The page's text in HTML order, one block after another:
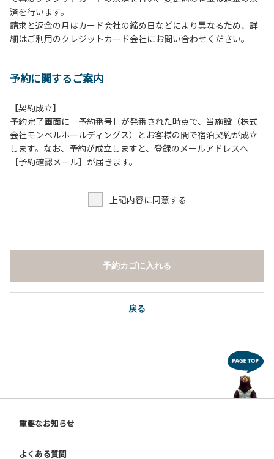
は使用禁止です。使用の際は土面またはアスファルト面にて
床面から高さ60cm以上離してご利用ください。
８.炭火の利用後は炭の鎮火の確認をお願いいたします。
テントの設営、テーブル・椅子の持ち出しは禁止です。
【ロッジご利用上の注意事項ならびに禁止事項】
１.動物（ペット類）の同伴はご遠慮願います。
２.安全管理上、お子様の単独での行動はご遠慮ください。
３.調度品などの持ち出しはしないでください。
６.周囲に迷惑となるような行為（夜間の大声での談笑等）や
床面から高さ60cm以上離してご利用ください。
８.炭火の利用後は炭の鎮火の確認をお願いいたします。
９.BBQ台（BBQコンロやグリル）の貸出はございません。
10.駐車場や芝生スペースを含め、コテージ周辺でのタープ・
テントの設営、テーブル・椅子の持ち出しは禁止です。
２.安全管理上、お子様の単独での行動はご遠慮ください。
４.ご訪問客とのサイト内での面会はご遠慮願います。
６.周囲に迷惑となるような行為（夜間の大声での談笑等）や
７.BBQ台（BBQコンロやグリル）は床面から高さ60cm以上
済を行います。
請求と返金の月はカード会社の締め日などにより異なるため、詳
細はご利用のクレジットカード会社にお問い合わせください。
予約に関するご案内
【契約成立】
予約完了画面に［予約番号］が発番された時点で、当施設（株式
会社モンベルホールディングス）とお客様の間で宿泊契約が成立
します。なお、予約が成立しますと、登録のメールアドレスへ
［予約確認メール］が届きます。
上記内容に同意する
戻る
予約カゴに入れる
重要なお知らせ
よくある質問